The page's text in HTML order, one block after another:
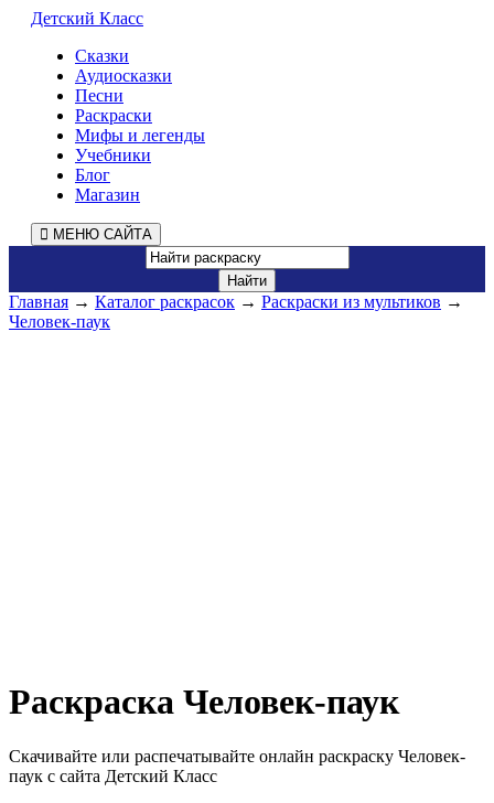
Детский Класс
Сказки
Аудиосказки
Песни
Раскраски
Мифы и легенды
Учебники
Блог
Магазин
МЕНЮ САЙТА
Главная → Каталог раскрасок → Раскраски из мультиков →
Человек-паук
Раскраска Человек-паук
Скачивайте или распечатывайте онлайн раскраску Человек-
паук с сайта Детский Класс